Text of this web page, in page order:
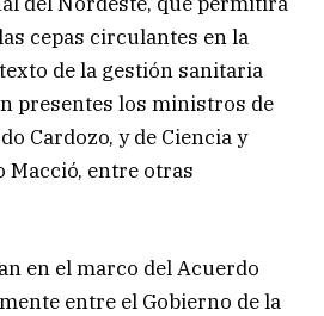
cepas circulantes en la
de la gestión sanitaria
presentes los ministros de
Cardozo, y de Ciencia y
Macció, entre otras
en el marco del Acuerdo
entre el Gobierno de la